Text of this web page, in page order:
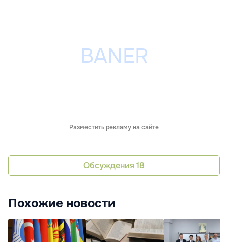
Разместить рекламу на сайте
Обсуждения 18
Похожие новости